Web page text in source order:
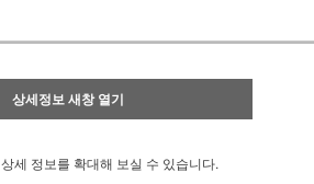
상세정보 새창 열기
상세 정보를 확대해 보실 수 있습니다.